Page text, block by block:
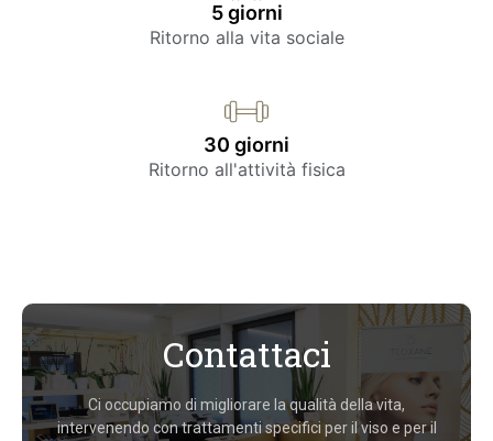
5 giorni
Ritorno alla vita sociale
30 giorni
Ritorno all'attività fisica
Contattaci
Ci occupiamo di migliorare la qualità della vita,
intervenendo con trattamenti specifici per il viso e per il